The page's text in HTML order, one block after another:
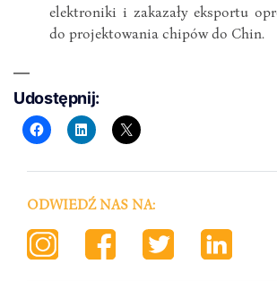
elektroniki i zakazały eksportu
do projektowania chipów do Chin.
Udostępnij:
ODWIEDŹ NAS NA: